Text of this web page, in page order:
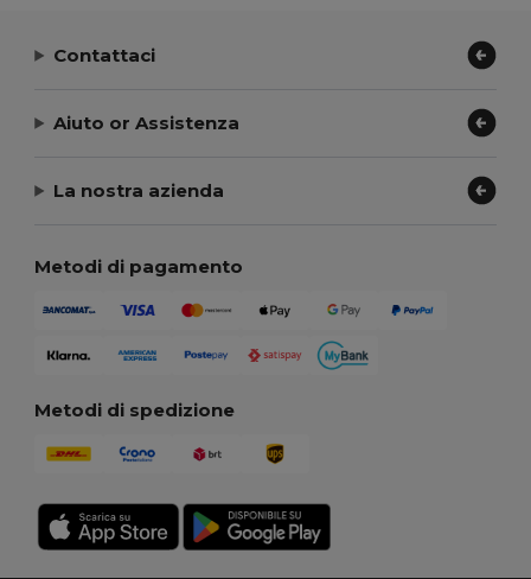
Contattaci
Aiuto or Assistenza
La nostra azienda
Metodi di pagamento
Metodi di spedizione